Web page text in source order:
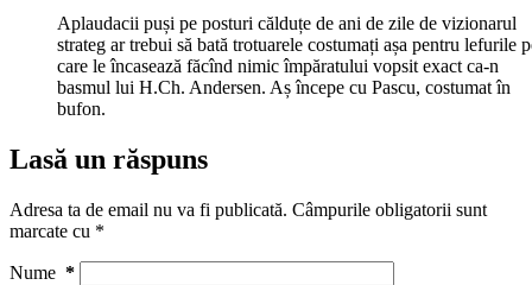
Aplaudacii puși pe posturi călduțe de ani de zile de vizionarul
strateg ar trebui să bată trotuarele costumați așa pentru lefurile
care le încasează făcînd nimic împăratului vopsit exact ca-n
basmul lui H.Ch. Andersen. Aș începe cu Pascu, costumat în
bufon.
Lasă un răspuns
Adresa ta de email nu va fi publicată. Câmpurile obligatorii sunt
marcate cu *
Nume *